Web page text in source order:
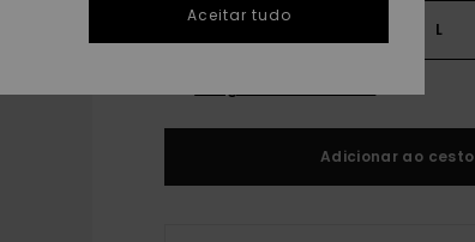
L
Adicionar ao cesto
Aceitar tudo